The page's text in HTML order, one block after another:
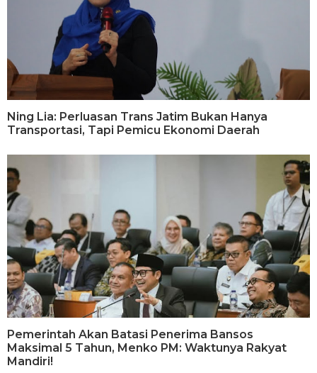
Ning Lia: Perluasan Trans Jatim Bukan Hanya
Transportasi, Tapi Pemicu Ekonomi Daerah
Pemerintah Akan Batasi Penerima Bansos
Maksimal 5 Tahun, Menko PM: Waktunya Rakyat
Mandiri!